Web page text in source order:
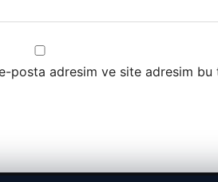
posta adresim ve site adresim bu